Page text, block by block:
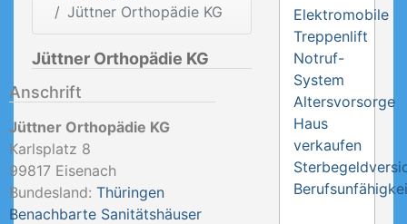
Jüttner Orthopädie KG
Jüttner Orthopädie KG
Anschrift
Jüttner Orthopädie KG
Karlsplatz 8
99817 Eisenach
Bundesland: Thüringen
Benachbarte Sanitätshäuser
Elektromobile
Treppenlift
Notruf-
System
Altersvorsorge
Haus
verkaufen